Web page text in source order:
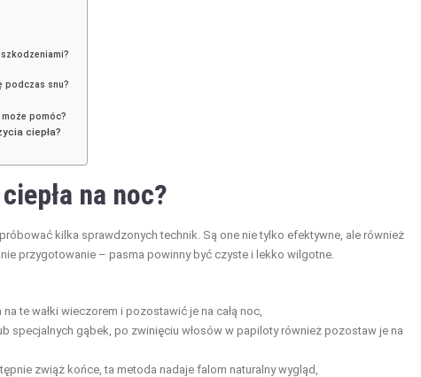
podczas snu?
pomóc?
ciepła?
na noc?
kilka sprawdzonych technik. Są one nie tylko efektywne, ale również
przygotowanie – pasma powinny być czyste i lekko wilgotne.
te wałki wieczorem i pozostawić je na całą noc,
specjalnych gąbek, po zwinięciu włosów w papiloty również pozostaw je na
zwiąż końce, ta metoda nadaje falom naturalny wygląd,